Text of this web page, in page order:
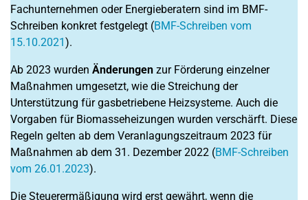
Fachunternehmen oder Energieberatern sind im BMF-
Schreiben konkret festgelegt (BMF-Schreiben vom
15.10.2021).
Ab 2023 wurden Änderungen zur Förderung einzelner
Maßnahmen umgesetzt, wie die Streichung der
Unterstützung für gasbetriebene Heizsysteme. Auch die
Vorgaben für Biomasseheizungen wurden verschärft. Diese
Regeln gelten ab dem Veranlagungszeitraum 2023 für
Maßnahmen ab dem 31. Dezember 2022 (BMF-Schreiben
vom 26.01.2023).
Die Steuerermäßigung wird erst gewährt, wenn die